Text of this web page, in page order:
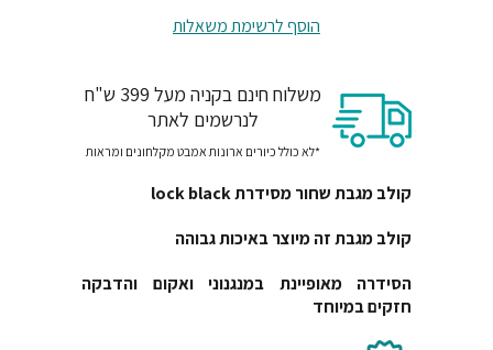
הוסף לרשימת משאלות
משלוח חינם בקניה מעל 399 ש"ח
לנרשמים לאתר
*לא כולל כיורים ארונות אמבט מקלחונים ומראות
קולב מגבת שחור מסידרת lock black
קולב מגבת זה מיוצר באיכות גבוהה
הסידרה מאופיינת במנגנוני ואקום והדבקה
חזקים במיוחד